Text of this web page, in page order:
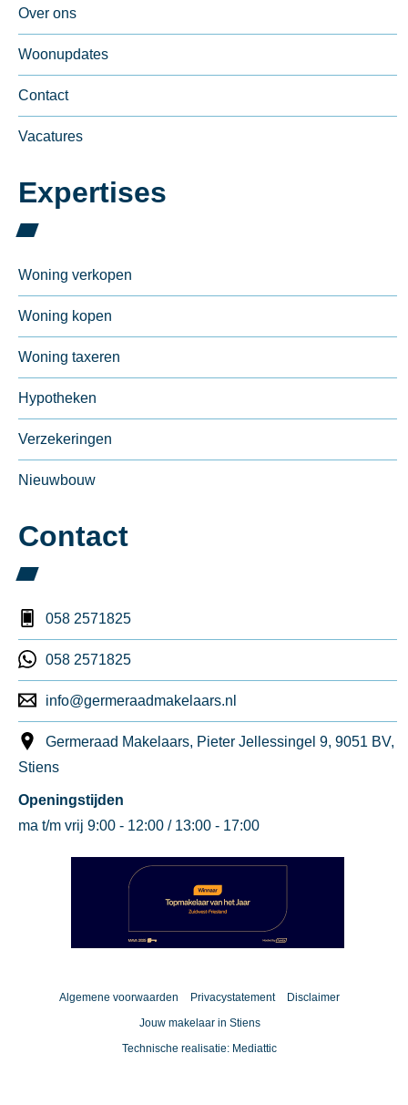
Over ons
Woonupdates
Contact
Vacatures
Expertises
Woning verkopen
Woning kopen
Woning taxeren
Hypotheken
Verzekeringen
Nieuwbouw
Contact
058 2571825
058 2571825
info@germeraadmakelaars.nl
Germeraad Makelaars, Pieter Jellessingel 9, 9051 BV,
Stiens
Openingstijden
ma t/m vrij 9:00 - 12:00 / 13:00 - 17:00
Algemene voorwaarden Privacystatement
Disclaimer
Jouw makelaar in Stiens
Technische realisatie: Mediattic